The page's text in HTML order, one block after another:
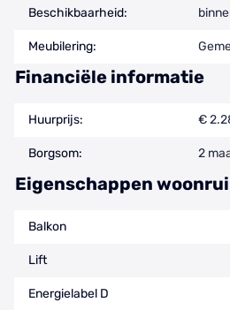
Beschikbaarheid:
Meubilering:
Financiële informatie
Huurprijs: €
Borgsom: 2
Eigenschappen
Balkon
Lift
Energielabel D